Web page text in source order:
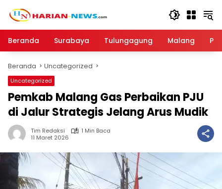
Beranda
Surabaya Tulungagung Malang
Beranda Uncategorized
Uncategorized
Pemkab Malang Gas Perbaikan PJU
di Jalur Strategis Jelang Arus Mudik
Tim Redaksi
1 Min Baca
11 Maret 2026